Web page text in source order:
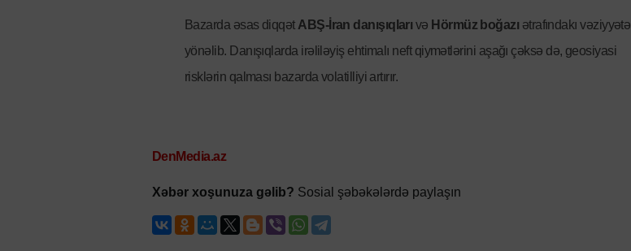
Bazarda əsas diqqət ABŞ-İran danışıqları və Hörmüz boğazı ətrafındakı vəziyyətə
yönəlib. Danışıqlarda irəliləyiş ehtimalı neft qiymətlərini aşağı çəksə də, geosiyasi
risklərin qalması bazarda volatilliyi artırır.
DenMedia.az
Xəbər xoşunuza gəlib? Sosial şəbəkələrdə paylaşın